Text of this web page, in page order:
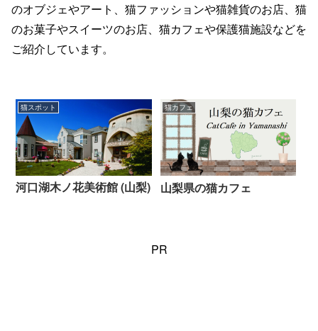
のオブジェやアート、猫ファッションや猫雑貨のお店、猫
のお菓子やスイーツのお店、猫カフェや保護猫施設などを
ご紹介しています。
猫スポット
河口湖木ノ花美術館 (山梨)
猫カフェ
山梨県の猫カフェ
PR